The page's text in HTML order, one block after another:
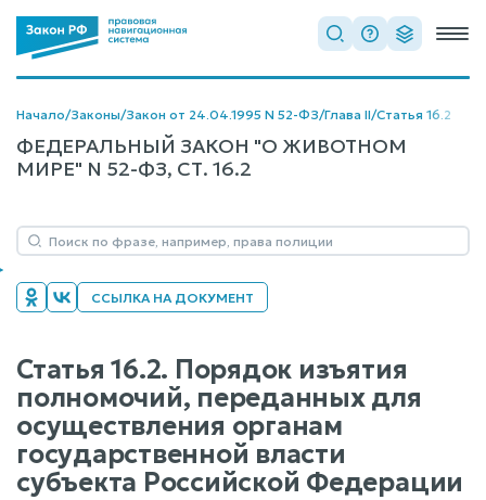
Начало/Законы/Закон от 24.04.1995 N 52-ФЗ/Глава II/Статья 16.2
ФЕДЕРАЛЬНЫЙ ЗАКОН "О ЖИВОТНОМ
МИРЕ" N 52-ФЗ, СТ. 16.2
ССЫЛКА НА ДОКУМЕНТ
Статья 16.2. Порядок изъятия
полномочий, переданных для
осуществления органам
государственной власти
субъекта Российской Федерации